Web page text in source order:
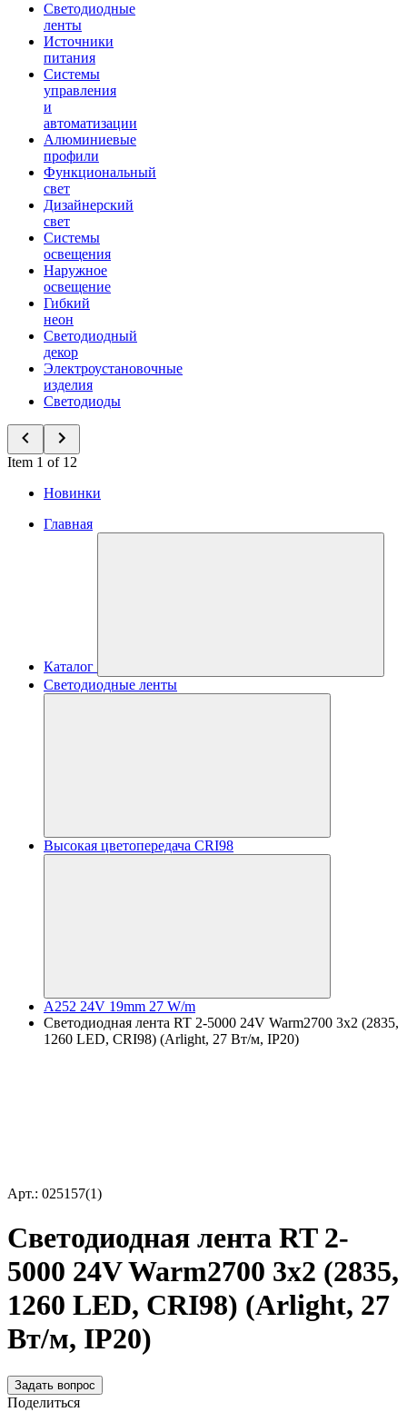
Светодиодные
ленты
Источники
питания
Системы
управления
и
автоматизации
Алюминиевые
профили
Функциональный
свет
Дизайнерский
свет
Системы
освещения
Наружное
освещение
Гибкий
неон
Светодиодный
декор
Электроустановочные
изделия
Светодиоды
Item 1 of 12
Новинки
Главная
Каталог
Светодиодные ленты
Высокая цветопередача CRI98
A252 24V 19mm 27 W/m
Светодиодная лента RT 2-5000 24V Warm2700 3x2 (2835,
1260 LED, CRI98) (Arlight, 27 Вт/м, IP20)
Арт.: 025157(1)
Светодиодная лента RT 2-
5000 24V Warm2700 3x2 (2835,
1260 LED, CRI98) (Arlight, 27
Вт/м, IP20)
Задать вопрос
Поделиться